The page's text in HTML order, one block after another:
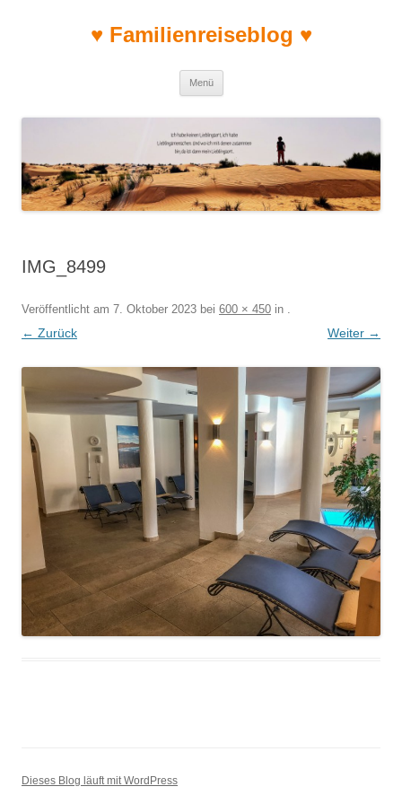
♥ Familienreiseblog ♥
Menü
IMG_8499
Veröffentlicht am 7. Oktober 2023 bei 600 × 450 in .
← Zurück Weiter →
Dieses Blog läuft mit WordPress